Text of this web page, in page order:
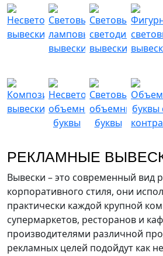
РЕКЛАМНЫЕ
Вывески – это современный вид
корпоративного стиля, они
практически каждой крупной
супермаркетов, ресторанов и
производителями различной
рекламных целей подойдут как